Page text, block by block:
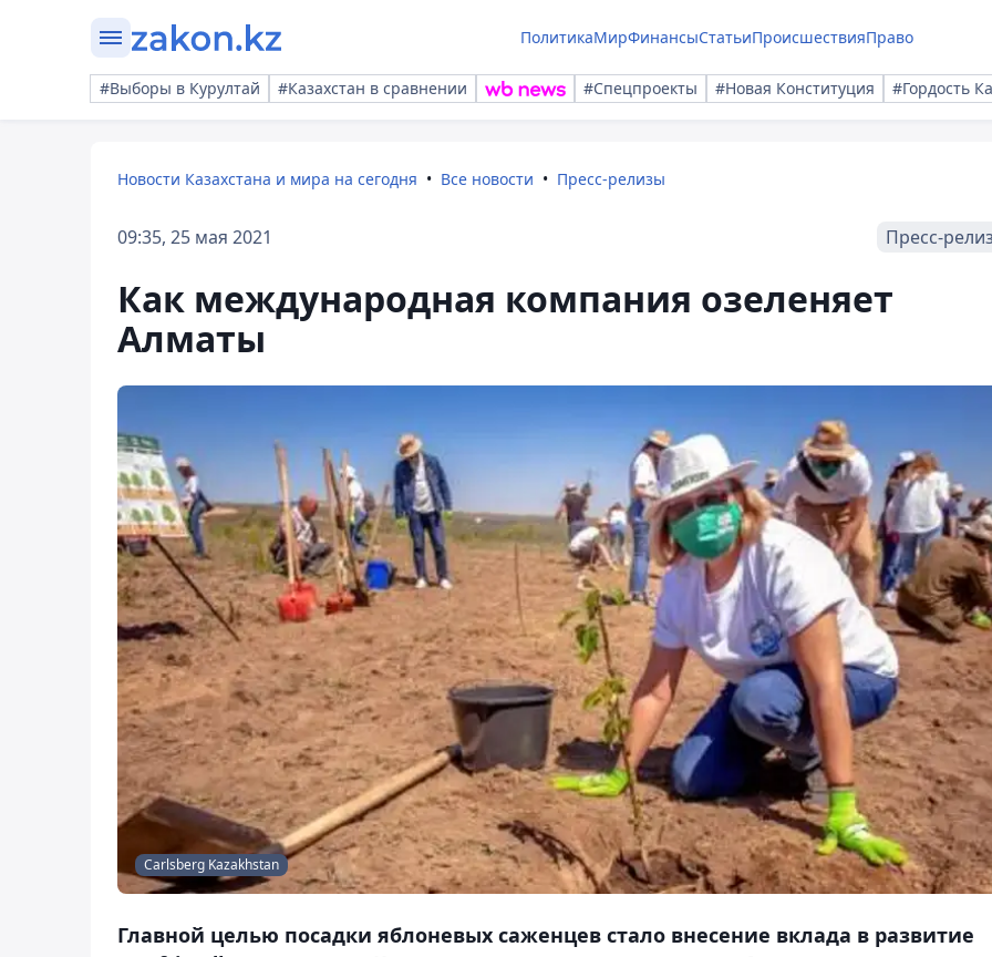
ПолитикаМирФинансыСтатьиПроисшествияПраво
#Выборы в Курултай #Казахстан в сравнении #Спецпроекты #Новая Конституция #Гордость
Новости Казахстана и мира на сегодня Все новости Пресс-релизы
09:35, 25 мая 2021 Пресс-
Как международная компания озеленяет
Алматы
Carlsberg Kazakhstan
Главной целью посадки яблоневых саженцев стало внесение вклада в развитие